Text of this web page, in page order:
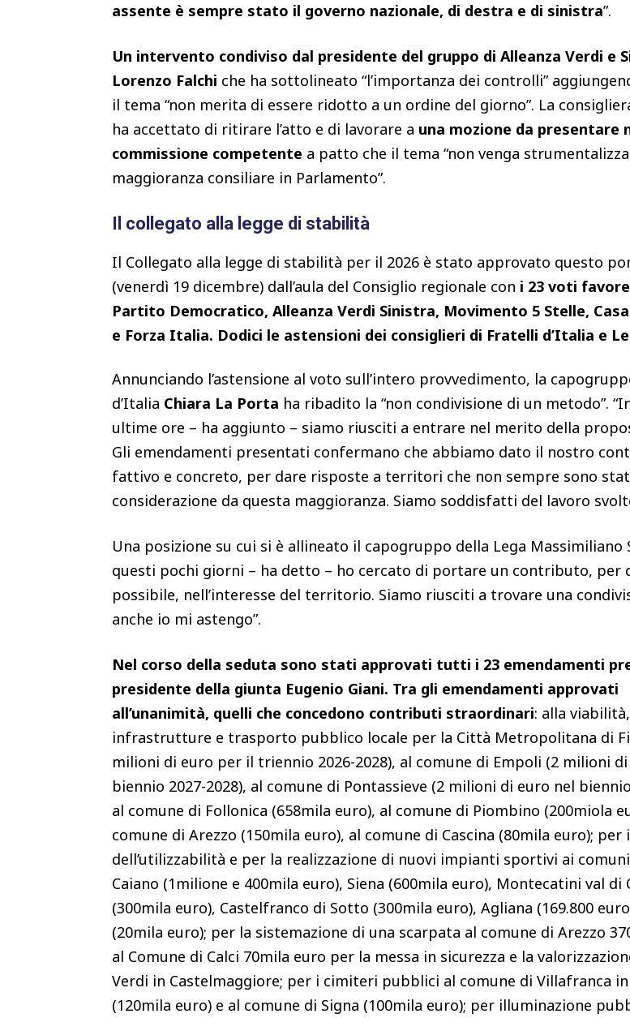
assente è sempre stato il governo nazionale, di destra e di sinistra”.
Un intervento condiviso dal presidente del gruppo di Alleanza Verdi e
Lorenzo Falchi che ha sottolineato “l’importanza dei controlli”
il tema “non merita di essere ridotto a un ordine del giorno”. La
ha accettato di ritirare l’atto e di lavorare a una mozione da presentare
commissione competente a patto che il tema “non venga
maggioranza consiliare in Parlamento”.
Il collegato alla legge di stabilità
Il Collegato alla legge di stabilità per il 2026 è stato approvato questo
(venerdì 19 dicembre) dall’aula del Consiglio regionale con i 23 voti
Partito Democratico, Alleanza Verdi Sinistra, Movimento 5 Stelle,
e Forza Italia. Dodici le astensioni dei consiglieri di Fratelli d’Italia e
Annunciando l’astensione al voto sull’intero provvedimento, la
d’Italia Chiara La Porta ha ribadito la “non condivisione di un metodo”.
ultime ore – ha aggiunto – siamo riusciti a entrare nel merito della
Gli emendamenti presentati confermano che abbiamo dato il nostro
fattivo e concreto, per dare risposte a territori che non sempre sono
considerazione da questa maggioranza. Siamo soddisfatti del lavoro
Una posizione su cui si è allineato il capogruppo della Lega Massimiliano
questi pochi giorni – ha detto – ho cercato di portare un contributo, per
possibile, nell’interesse del territorio. Siamo riusciti a trovare una
anche io mi astengo”.
Nel corso della seduta sono stati approvati tutti i 23 emendamenti
presidente della giunta Eugenio Giani. Tra gli emendamenti approvati
all’unanimità, quelli che concedono contributi straordinari: alla viabilità,
infrastrutture e trasporto pubblico locale per la Città Metropolitana di
milioni di euro per il triennio 2026-2028), al comune di Empoli (2 milioni
biennio 2027-2028), al comune di Pontassieve (2 milioni di euro nel
al comune di Follonica (658mila euro), al comune di Piombino (200miola
comune di Arezzo (150mila euro), al comune di Cascina (80mila euro);
dell’utilizzabilità e per la realizzazione di nuovi impianti sportivi ai
Caiano (1milione e 400mila euro), Siena (600mila euro), Montecatini val di
(300mila euro), Castelfranco di Sotto (300mila euro), Agliana (169.800
(20mila euro); per la sistemazione di una scarpata al comune di Arezzo
al Comune di Calci 70mila euro per la messa in sicurezza e la
Verdi in Castelmaggiore; per i cimiteri pubblici al comune di Villafranca
(120mila euro) e al comune di Signa (100mila euro); per illuminazione